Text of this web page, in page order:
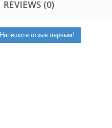
REVIEWS (0)
Напишите отзыв первым!